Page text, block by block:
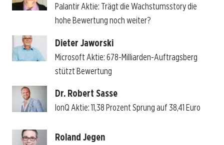
Palantir Aktie: Trägt die Wachstumsstory die
hohe Bewertung noch weiter?
Dieter Jaworski
Microsoft Aktie: 678-Milliarden-Auftragsberg
stützt Bewertung
Dr. Robert Sasse
IonQ Aktie: 11,38 Prozent Sprung auf 38,41 Euro
Roland Jegen